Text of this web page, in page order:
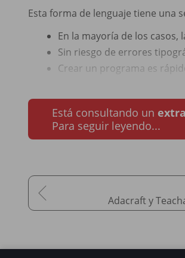
Esta forma de lenguaje tiene una
En la mayoría de los
Sin riesgo de errores
Crear un programa es
Está consultando un
Para seguir leyendo...
Adacraft y